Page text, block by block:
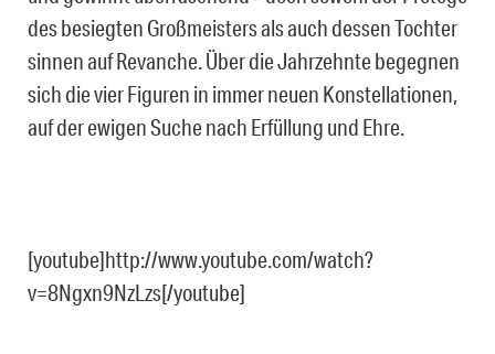
des besiegten Großmeisters als auch dessen Tochter
sinnen auf Revanche. Über die Jahrzehnte begegnen
sich die vier Figuren in immer neuen Konstellationen,
auf der ewigen Suche nach Erfüllung und Ehre.
[youtube]http://www.youtube.com/watch?
v=8Ngxn9NzLzs[/youtube]